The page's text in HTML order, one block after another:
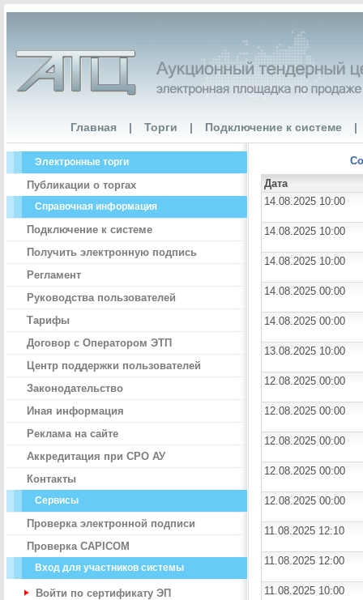
Главная | Торги | Подключение к системе |
Электронные торги
Публикации о торгах
Справочная информация
Подключение к системе
Получить электронную подпись
Регламент
Руководства пользователей
Тарифы
Договор с Оператором ЭТП
Центр поддержки пользователей
Законодательство
Иная информация
Реклама на сайте
Аккредитация при СРО АУ
Контакты
Сервисы
Проверка электронной подписи
Проверка CAPICOM
Вход для участников системы
Войти по сертификату ЭП
Дата
14.08.2025 10:00
14.08.2025 10:00
14.08.2025 10:00
14.08.2025 00:00
14.08.2025 00:00
13.08.2025 10:00
12.08.2025 00:00
12.08.2025 00:00
12.08.2025 00:00
12.08.2025 00:00
12.08.2025 00:00
11.08.2025 12:10
11.08.2025 12:00
11.08.2025 10:00